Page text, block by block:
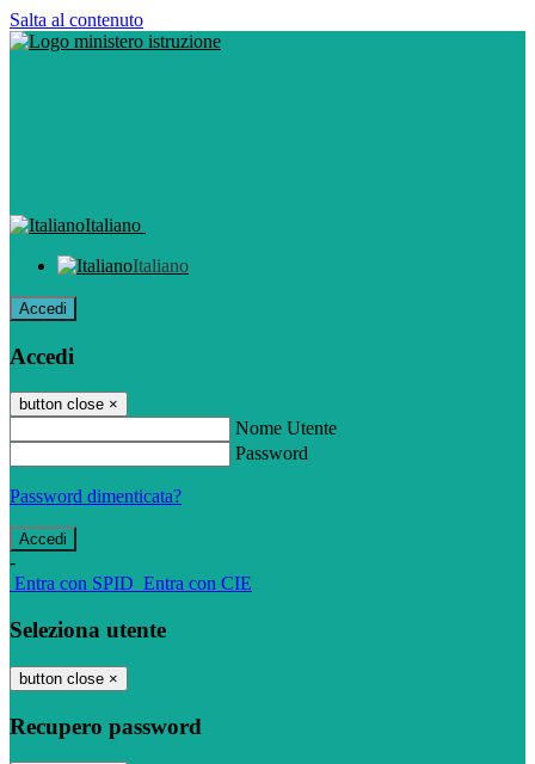
Salta al contenuto
Italiano
Italiano
Accedi
Accedi
button close ×
Nome Utente
Password
Password dimenticata?
-
Entra con SPID Entra con CIE
Seleziona utente
button close ×
Recupero password